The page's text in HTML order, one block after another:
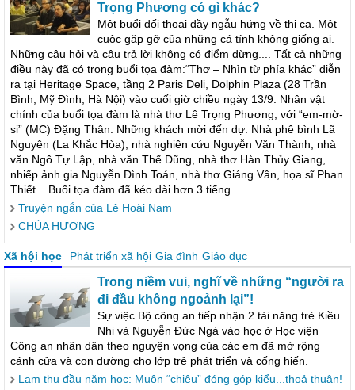
Trọng Phương có gì khác?
Một buổi đối thoại đầy ngẫu hứng về thi ca. Một
cuộc gặp gỡ của những cá tính không giống ai.
Những câu hỏi và câu trả lời không có điểm dừng.... Tất cả những
điều này đã có trong buổi tọa đàm:“Thơ – Nhìn từ phía khác” diễn
ra tại Heritage Space, tầng 2 Paris Deli, Dolphin Plaza (28 Trần
Bình, Mỹ Đình, Hà Nội) vào cuối giờ chiều ngày 13/9. Nhân vật
chính của buổi tọa đàm là nhà thơ Lê Trọng Phương, với “em-mờ-
si” (MC) Đặng Thân. Những khách mời đến dự: Nhà phê bình Lã
Nguyên (La Khắc Hòa), nhà nghiên cứu Nguyễn Văn Thành, nhà
văn Ngô Tự Lập, nhà văn Thế Dũng, nhà thơ Hàn Thủy Giang,
nhiếp ảnh gia Nguyễn Đình Toán, nhà thơ Giáng Vân, họa sĩ Phan
Thiết... Buổi tọa đàm đã kéo dài hơn 3 tiếng.
Truyện ngắn của Lê Hoài Nam
CHÙA HƯƠNG
Xã hội học Phát triển xã hội Gia đình Giáo dục
Trong niềm vui, nghĩ về những “người ra
đi đầu không ngoảnh lại”!
Sự việc Bộ công an tiếp nhận 2 tài năng trẻ Kiều
Nhi và Nguyễn Đức Ngà vào học ở Học viện
Công an nhân dân theo nguyện vọng của các em đã mở rộng
cánh cửa và con đường cho lớp trẻ phát triển và cống hiến.
Lạm thu đầu năm học: Muôn “chiêu” đóng góp kiểu...thoả thuận!